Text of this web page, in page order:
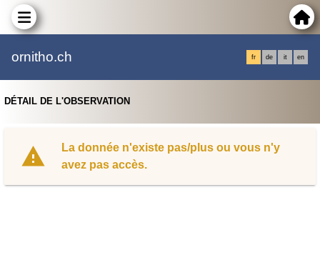
ornitho.ch fr de it en
DÉTAIL DE L'OBSERVATION
La donnée n'existe pas/plus ou vous n'y
avez pas accès.